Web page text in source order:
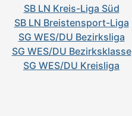
SB LN Kreis-Liga Süd
SB LN Breistensport-Liga
SG WES/DU Bezirksliga
SG WES/DU Bezirksklasse
SG WES/DU Kreisliga